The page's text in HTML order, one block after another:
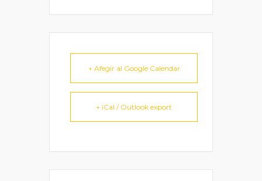
+ Afegir al Google Calendar
+ iCal / Outlook export